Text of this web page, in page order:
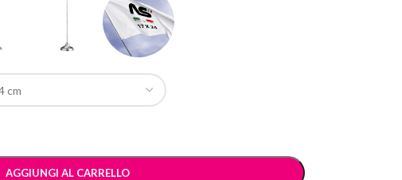
AGGIUNGI AL CARRELLO